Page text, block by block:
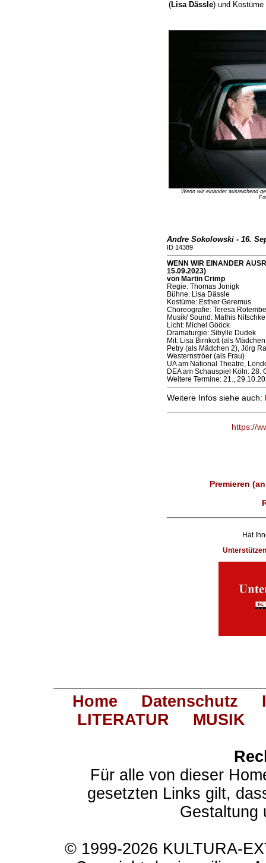
(Lisa Dässle) und Kostüme
Wenn wir einander ausreichend
Andre Sokolowski - 16.
ID 14389
WENN WIR EINANDER
15.09.2023)
von Martin Crimp
Regie: Thomas Jonigk
Bühne: Lisa Dässle
Kostüme: Esther Geremus
Choreografie: Teresa
Musik/ Sound: Mathis Nitschke
Licht: Michel Gööck
Dramaturgie: Sibylle Dudek
Mit: Lisa Birnkott (als
Petry (als Mädchen 2), Jörg
Westernströer (als Frau)
UA am National Theatre,
DEA am Schauspiel Köln: 28.
Weitere Termine: 21.,
Weitere Infos siehe auch:
https://
Premieren
Hat
Home Datenschutz
LITERATUR
MUSIK
Für alle von dieser
gesetzten Links gilt,
Gestaltung
© 1999-2026 KULTURA-